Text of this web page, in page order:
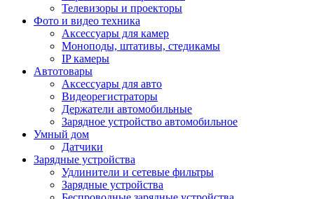
Телевизоры и проекторы
Фото и видео техника
Аксессуары для камер
Моноподы, штативы, стедикамы
IP камеры
Автотовары
Аксессуары для авто
Видеорегистраторы
Держатели автомобильные
Зарядное устройство автомобильное
Умный дом
Датчики
Зарядные устройства
Удлинители и сетевые фильтры
Зарядные устройства